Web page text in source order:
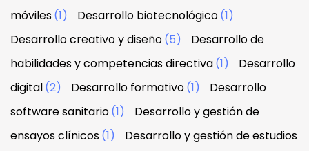
móviles(1) Desarrollo biotecnológico(1)
Desarrollo creativo y diseño(5)
Desarrollo de
habilidades y competencias directiva(1)
Desarrollo
digital(2) Desarrollo formativo(1)
Desarrollo
software sanitario(1)
Desarrollo y gestión de
ensayos clínicos(1)
Desarrollo y gestión de estudios